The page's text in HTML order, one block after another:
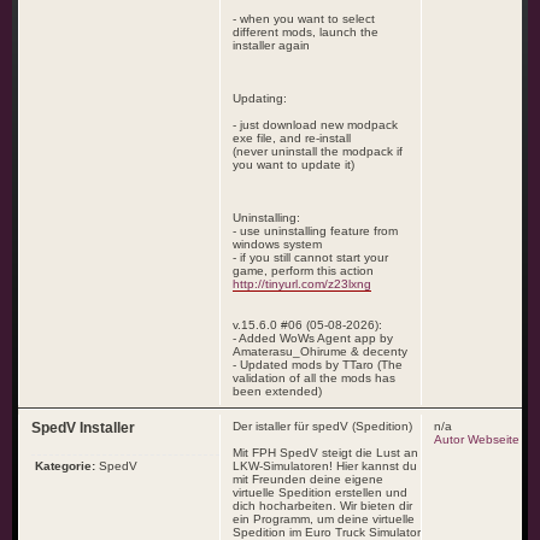
- when you want to select
different mods, launch the
installer again
Updating:
- just download new modpack
exe file, and re-install
(never uninstall the modpack if
you want to update it)
Uninstalling:
- use uninstalling feature from
windows system
- if you still cannot start your
game, perform this action
http://tinyurl.com/z23lxng
v.15.6.0 #06 (05-08-2026):
- Added WoWs Agent app by
Amaterasu_Ohirume & decenty
- Updated mods by TTaro (The
validation of all the mods has
been extended)
SpedV Installer
Kategorie: SpedV
Der istaller für spedV (Spedition)
Mit FPH SpedV steigt die Lust an
LKW-Simulatoren! Hier kannst du
mit Freunden deine eigene
virtuelle Spedition erstellen und
dich hocharbeiten. Wir bieten dir
ein Programm, um deine virtuelle
Spedition im Euro Truck Simulator
n/a
Autor Webseite